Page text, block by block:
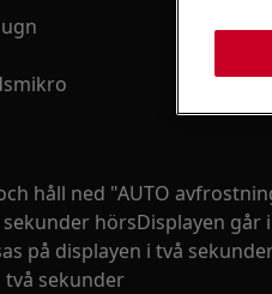
håll ned "AUTO
hörsDisplayen går
på displayen i två
två sekunder